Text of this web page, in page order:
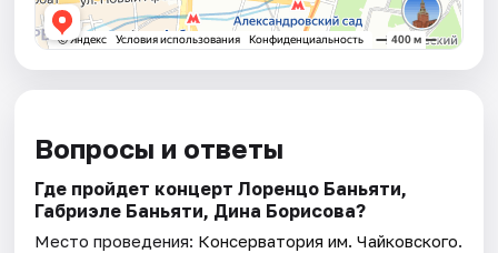
Вопросы и ответы
Где пройдет концерт Лоренцо Баньяти,
Габриэле Баньяти, Дина Борисова?
Место проведения: Консерватория им. Чайковского.